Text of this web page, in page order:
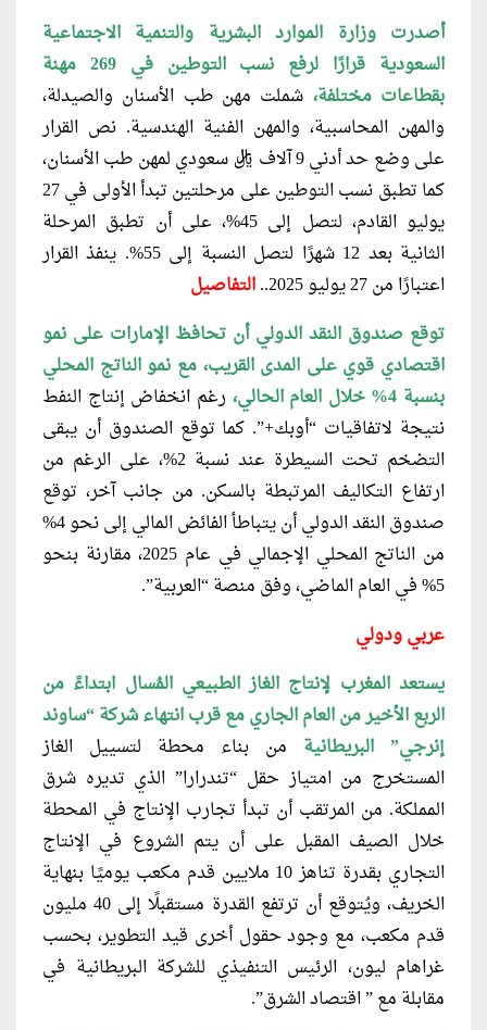
أصدرت وزارة الموارد البشرية والتنمية الاجتماعية
السعودية قرارًا لرفع نسب التوطين في 269 مهنة
بقطاعات مختلفة، شملت مهن طب الأسنان والصيدلة،
والمهن المحاسبية، والمهن الفنية الهندسية. نص القرار
على وضع حد أدني 9 آلاف ريال سعودي لمهن طب الأسنان،
كما تطبق نسب التوطين على مرحلتين تبدأ الأولى في 27
يوليو القادم، لتصل إلى 45%، على أن تطبق المرحلة
الثانية بعد 12 شهرًا لتصل النسبة إلى 55%. ينفذ القرار
اعتبارًا من 27 يوليو 2025..
التفاصيل
توقع صندوق النقد الدولي أن تحافظ الإمارات على نمو
اقتصادي قوي على المدى القريب، مع نمو الناتج المحلي
بنسبة 4% خلال العام الحالي،
رغم انخفاض إنتاج النفط
نتيجة لاتفاقيات “أوبك+”. كما توقع الصندوق أن يبقى
التضخم تحت السيطرة عند نسبة 2%، على الرغم من
ارتفاع التكاليف المرتبطة بالسكن. من جانب آخر، توقع
صندوق النقد الدولي أن يتباطأ الفائض المالي إلى نحو 4%
من الناتج المحلي الإجمالي في عام 2025، مقارنة بنحو
5% في العام الماضي، وفق منصة “العربية”.
عربي ودولي
يستعد المغرب لإنتاج الغاز الطبيعي المُسال ابتداءً من
الربع الأخير من العام الجاري مع قرب انتهاء شركة “ساوند
إنرجي” البريطانية من بناء محطة لتسييل الغاز
المستخرج من امتياز حقل “تندرارا” الذي تديره شرق
المملكة. من المرتقب أن تبدأ تجارب الإنتاج في المحطة
خلال الصيف المقبل على أن يتم الشروع في الإنتاج
التجاري بقدرة تناهز 10 ملايين قدم مكعب يوميًا بنهاية
الخريف، ويُتوقع أن ترتفع القدرة مستقبلًا إلى 40 مليون
قدم مكعب، مع وجود حقول أخرى قيد التطوير، بحسب
غراهام ليون، الرئيس التنفيذي للشركة البريطانية في
مقابلة مع ” اقتصاد الشرق”.